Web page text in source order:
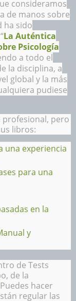
consideramos
de manos sobre
ha sido
La Auténtica
Psicología
a todo el
la disciplina, a
global y la más
pudiese
pero
libros:
una experiencia
para una
en la
y
de Tests
de la
hacer
regular las